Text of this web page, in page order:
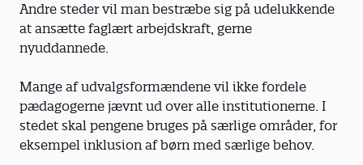
Andre steder vil man bestræbe sig på udelukkende
at ansætte faglært arbejdskraft, gerne
nyuddannede.
Mange af udvalgsformændene vil ikke fordele
pædagogerne jævnt ud over alle institutionerne. I
stedet skal pengene bruges på særlige områder, for
eksempel inklusion af børn med særlige behov.